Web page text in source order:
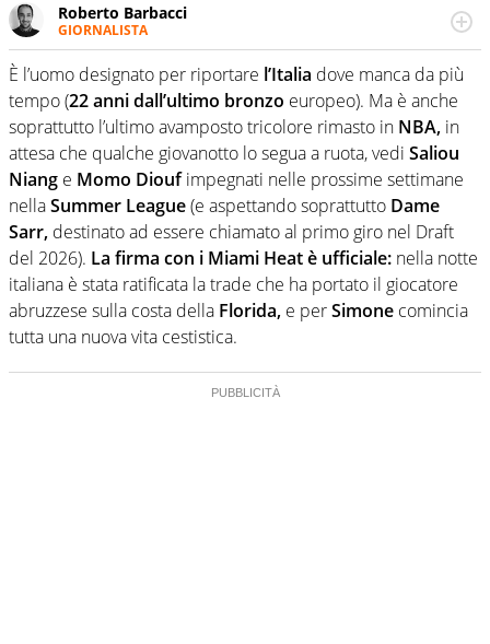
Roberto Barbacci
GIORNALISTA
Giornalista (pubblicista) sportivo a tutto campo, è il
tuttologo di Virgilio Sport. Provate a chiedergli di boxe, di
scherma, di volley o di curling: ve ne farà innamorare
È l’uomo designato per riportare l’Italia dove manca da più
tempo (22 anni dall’ultimo bronzo europeo). Ma è anche
soprattutto l’ultimo avamposto tricolore rimasto in NBA, in
attesa che qualche giovanotto lo segua a ruota, vedi Saliou
Niang e Momo Dioufimpegnati nelle prossime settimane
nellaSummer League(e aspettando soprattutto Dame
Sarr, destinato ad essere chiamato al primo giro nel Draft
del 2026). La firma con i Miami Heat è ufficiale: nella notte
italiana è stata ratificata la trade che ha portato il giocatore
abruzzese sulla costa della Florida, e perSimone comincia
tutta una nuova vita cestistica.